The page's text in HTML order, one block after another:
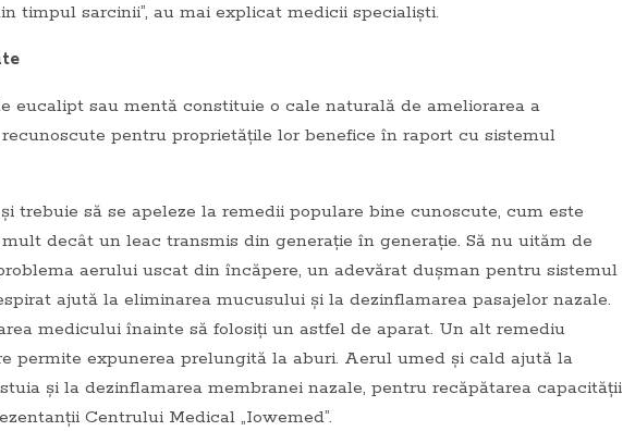
timpul sarcinii”, au mai explicat medicii specialişti.
eucalipt sau mentă constituie o cale naturală de ameliorarea a
pentru proprietăţile lor benefice în raport cu sistemul
trebuie să se apeleze la remedii populare bine cunoscute, cum este
decât un leac transmis din generaţie în generaţie. Să nu uităm de
aerului uscat din încăpere, un adevărat duşman pentru sistemul
ajută la eliminarea mucusului şi la dezinflamarea pasajelor nazale.
medicului înainte să folosiţi un astfel de aparat. Un alt remediu
permite expunerea prelungită la aburi. Aerul umed şi cald ajută la
şi la dezinflamarea membranei nazale, pentru recăpătarea capacităţii
Centrului Medical „Iowemed”.